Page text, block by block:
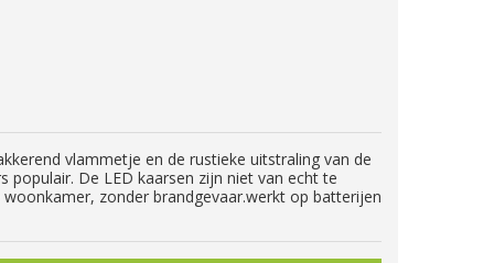
vlammetje en de rustieke uitstraling van de
populair. De LED kaarsen zijn niet van echt te
zonder brandgevaar.werkt op batterijen